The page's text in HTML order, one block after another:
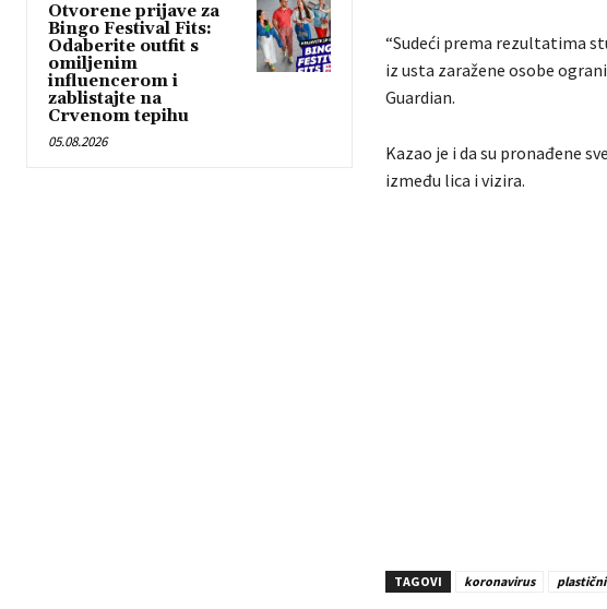
Otvorene prijave za
Bingo Festival Fits:
Odaberite outfit s
omiljenim
influencerom i
zablistajte na
Crvenom tepihu
05.08.2026
“Sudeći prema rezultatima
iz usta zaražene osobe
Guardian.
Kazao je i da su pronađene
između lica i vizira.
TAGOVI koronavirus